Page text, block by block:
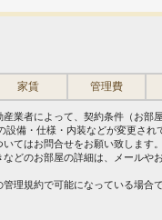
家賃 管理費
業者によって、契約条件（お部
備・仕様・内装などが変更され
てはお問合せをお願い致します
どのお部屋の詳細は、メールや
理規約で可能になっている場合